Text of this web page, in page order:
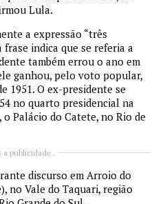
Lula.
a expressão “três
frase indica que se referia a
também errou o ano em
ganhou, pelo voto popular,
1951. O ex-presidente se
no quarto presidencial na
Palácio do Catete, no Rio de
a publicidade..
discurso em Arroio do
no Vale do Taquari, região